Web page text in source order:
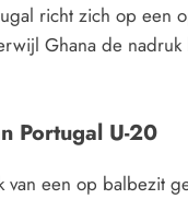
richt zich op een
Ghana de
Portugal U-20
van een op balbezit